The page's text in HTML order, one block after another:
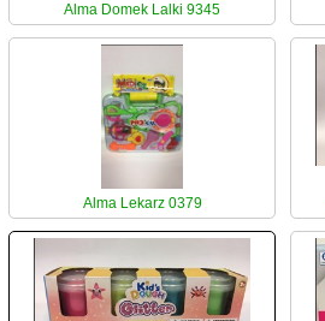
Alma Domek Lalki 9345
Alma Lekarz 0379